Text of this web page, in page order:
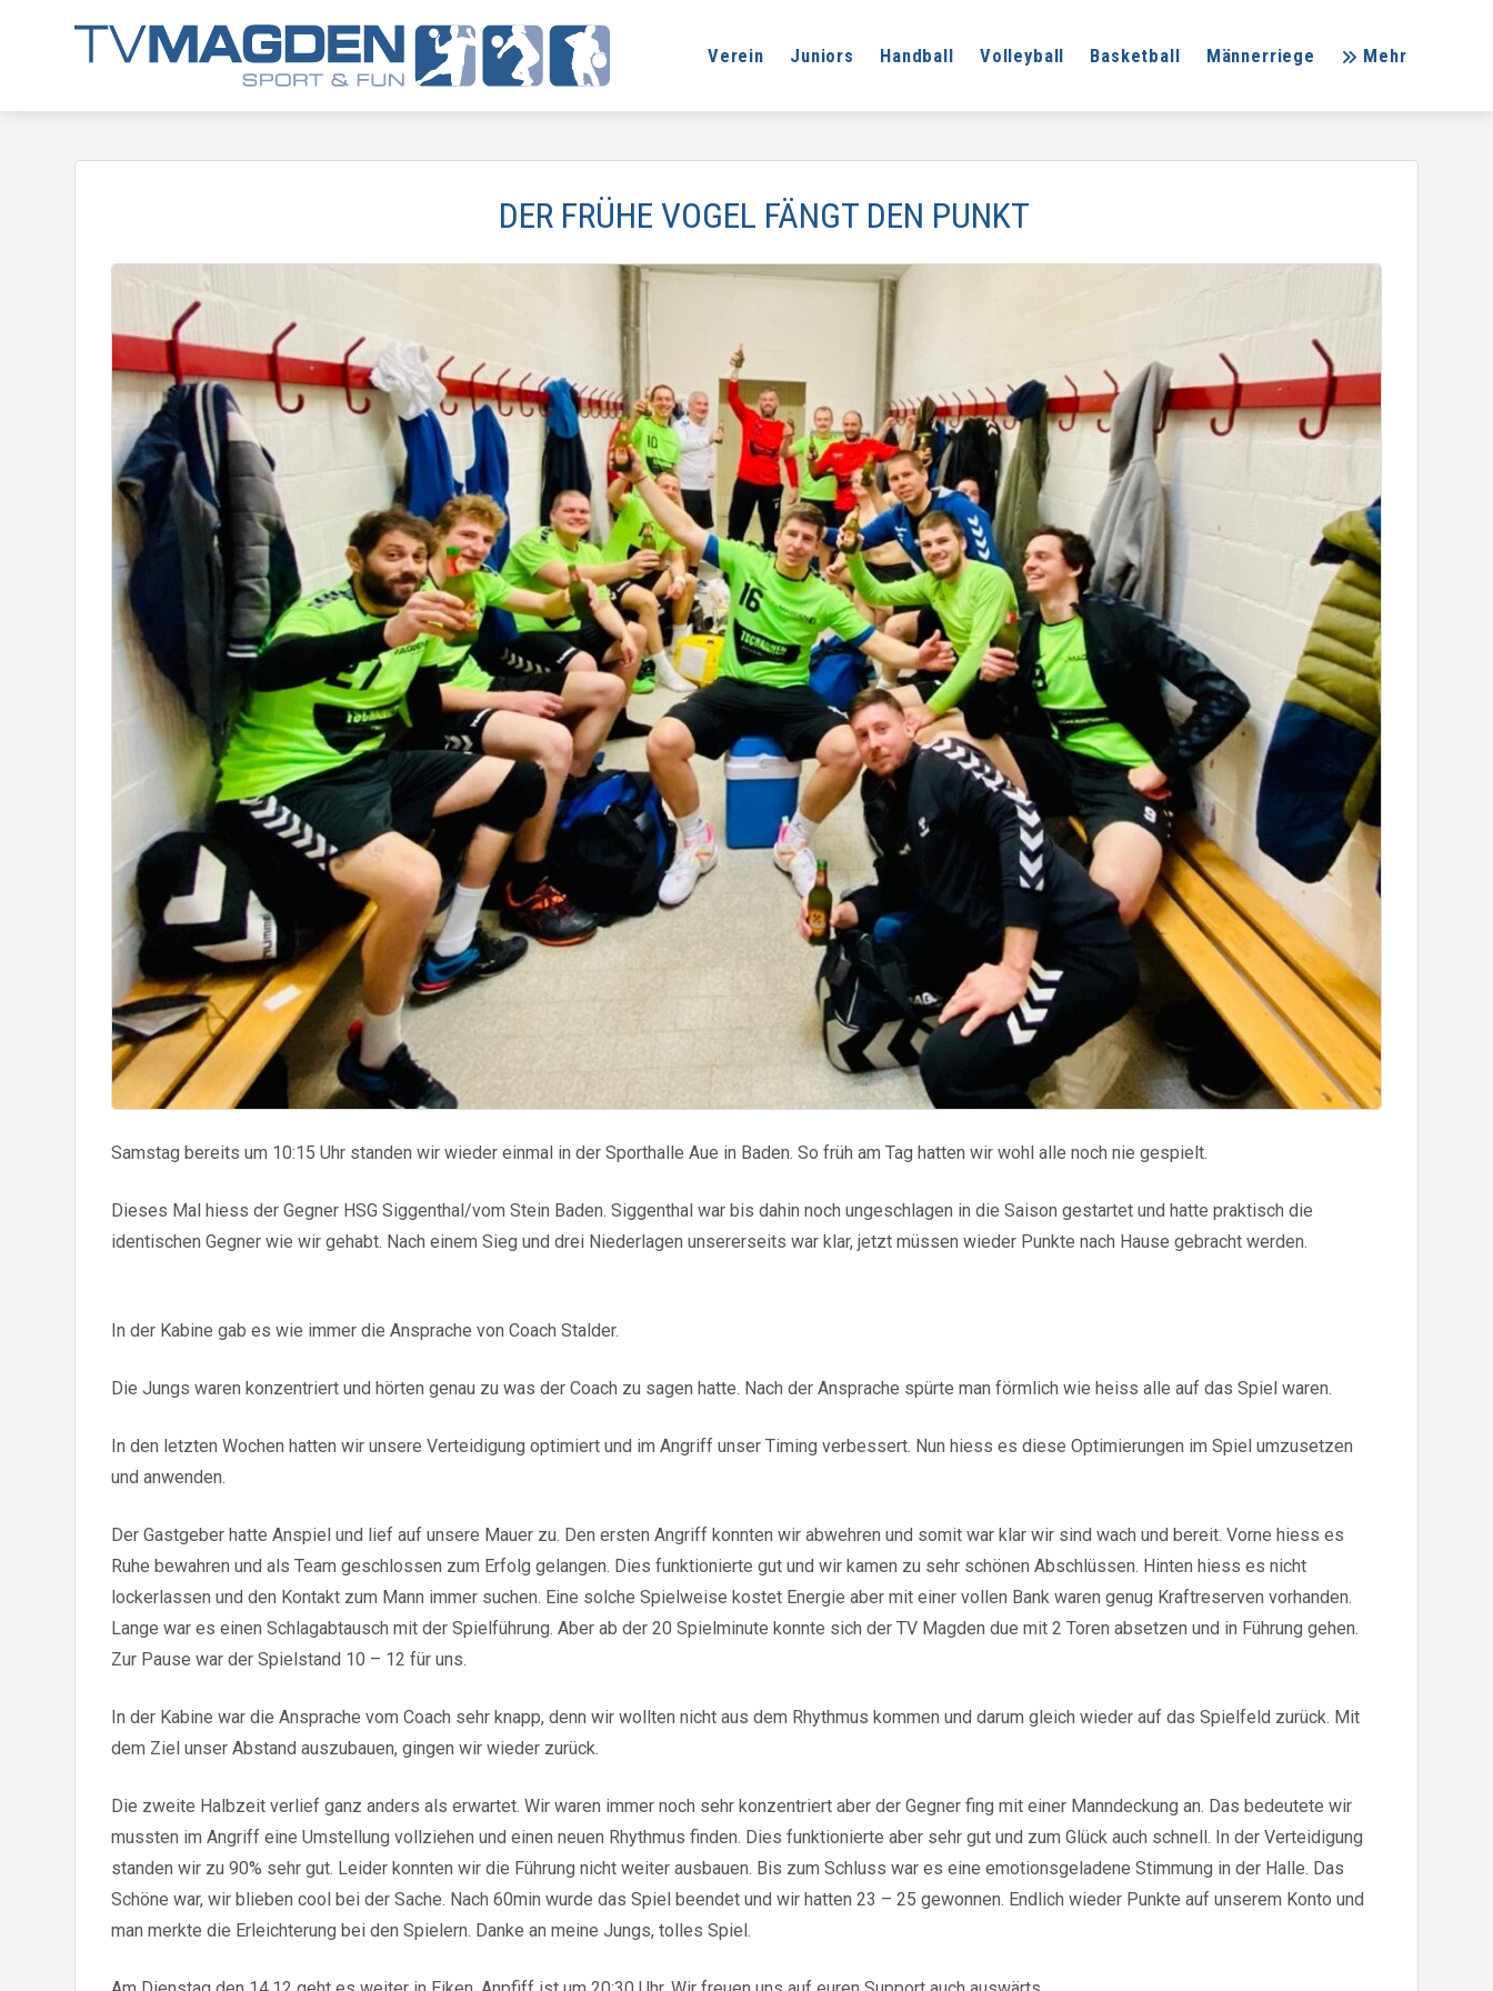
Verein Juniors Handball Volleyball Basketball Männerriege Mehr
DER FRÜHE VOGEL FÄNGT DEN PUNKT
Samstag bereits um 10:15 Uhr standen wir wieder einmal in der Sporthalle Aue in Baden. So früh am Tag hatten wir wohl alle noch nie gespielt.
Dieses Mal hiess der Gegner HSG Siggenthal/vom Stein Baden. Siggenthal war bis dahin noch ungeschlagen in die Saison gestartet und hatte praktisch die
identischen Gegner wie wir gehabt. Nach einem Sieg und drei Niederlagen unsererseits war klar, jetzt müssen wieder Punkte nach Hause gebracht werden.
In der Kabine gab es wie immer die Ansprache von Coach Stalder.
Die Jungs waren konzentriert und hörten genau zu was der Coach zu sagen hatte. Nach der Ansprache spürte man förmlich wie heiss alle auf das Spiel waren.
In den letzten Wochen hatten wir unsere Verteidigung optimiert und im Angriff unser Timing verbessert. Nun hiess es diese Optimierungen im Spiel umzusetzen
und anwenden.
Der Gastgeber hatte Anspiel und lief auf unsere Mauer zu. Den ersten Angriff konnten wir abwehren und somit war klar wir sind wach und bereit. Vorne hiess es
Ruhe bewahren und als Team geschlossen zum Erfolg gelangen. Dies funktionierte gut und wir kamen zu sehr schönen Abschlüssen. Hinten hiess es nicht
lockerlassen und den Kontakt zum Mann immer suchen. Eine solche Spielweise kostet Energie aber mit einer vollen Bank waren genug Kraftreserven vorhanden.
Lange war es einen Schlagabtausch mit der Spielführung. Aber ab der 20 Spielminute konnte sich der TV Magden due mit 2 Toren absetzen und in Führung gehen.
Zur Pause war der Spielstand 10 – 12 für uns.
In der Kabine war die Ansprache vom Coach sehr knapp, denn wir wollten nicht aus dem Rhythmus kommen und darum gleich wieder auf das Spielfeld zurück. Mit
dem Ziel unser Abstand auszubauen, gingen wir wieder zurück.
Die zweite Halbzeit verlief ganz anders als erwartet. Wir waren immer noch sehr konzentriert aber der Gegner fing mit einer Manndeckung an. Das bedeutete wir
mussten im Angriff eine Umstellung vollziehen und einen neuen Rhythmus finden. Dies funktionierte aber sehr gut und zum Glück auch schnell. In der Verteidigung
standen wir zu 90% sehr gut. Leider konnten wir die Führung nicht weiter ausbauen. Bis zum Schluss war es eine emotionsgeladene Stimmung in der Halle. Das
Schöne war, wir blieben cool bei der Sache. Nach 60min wurde das Spiel beendet und wir hatten 23 – 25 gewonnen. Endlich wieder Punkte auf unserem Konto und
man merkte die Erleichterung bei den Spielern. Danke an meine Jungs, tolles Spiel.